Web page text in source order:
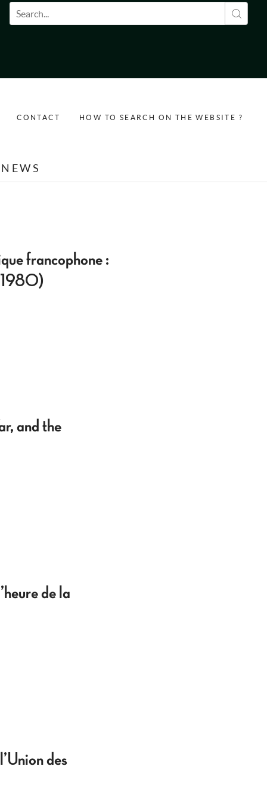
Search form
CONTACT HOW TO SEARCH ON THE WEBSITE ?
NEWS
francophone :
1980)
and the
de la
des